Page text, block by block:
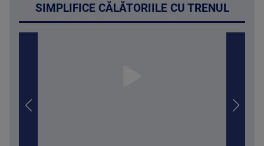
SIMPLIFICE CĂLĂTORIILE CU TRENUL